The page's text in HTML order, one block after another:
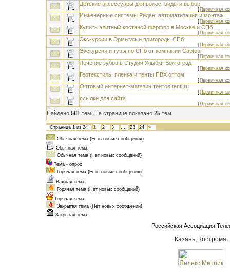
Детские аксессуары для волос: виды и выбор
[ Первичная
Инженерные системы Ридан: автоматизация и монтаж
[ Первичная
Купить элитный костяной фарфор в Москве и СПб
[ Первичная
Экскурсии в Эрмитаж и пригороды СПб
[ Первичная
Экскурсии и туры по СПб от компании Captour
[ Первичная
Лечение зубов в Студии Улыбки Волгоград
[ Первичная
Геотекстиль, пленка и тенты ПВХ оптом
[ Первичная
Оптовый интернет-магазин тентов tenti.ru
[ Первичная
ссылки для сайта
[ Первичная
Найдено 581 тем. На странице показано 25 тем.
Страница 1 из 24 1 2 3 … 23 24 »
Обычная тема (Есть новые сообщения)
Обычная тема
Обычная тема (Нет новых сообщений)
Тема - опрос
Горячая тема (Есть новые сообщения)
Важная тема
Горячая тема (Нет новых сообщений)
Горячая тема
Закрытая тема (Нет новых сообщений)
Закрытая тема
Российская Ассоциация
Казань,